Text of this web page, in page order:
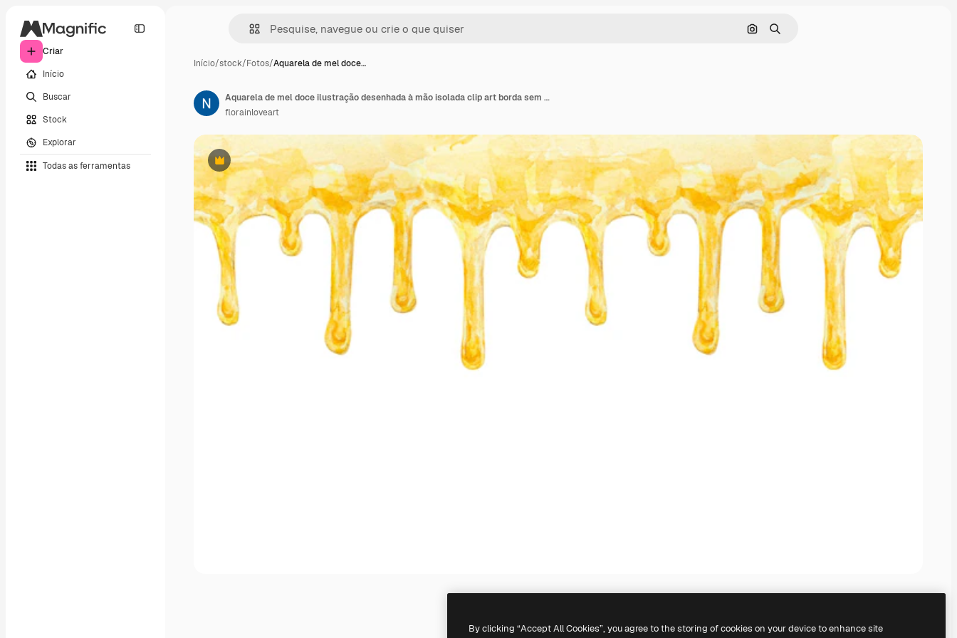
Criar
Início
Buscar
Stock
Explorar
Todas as ferramentas
Pesquisar por imagem
Buscar
Início/stock/Fotos/Aquarela de mel doce…
Premium
Aquarela de mel doce ilustração desenhada à mão isolada clip art borda sem costura é adequada
florainloveart
By clicking “Accept All Cookies”, you agree to the storing of cookies on your device to enhance site